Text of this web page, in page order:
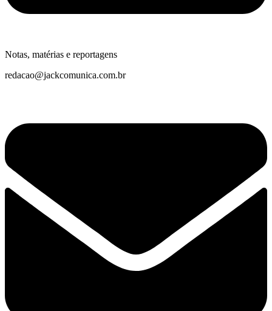
Notas, matérias e reportagens
redacao@jackcomunica.com.br